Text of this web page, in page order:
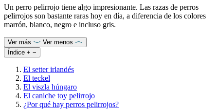
Un perro pelirrojo tiene algo impresionante. Las razas de perros
pelirrojos son bastante raras hoy en día, a diferencia de los colores
marrón, blanco, negro e incluso gris.
Ver más
Ver menos
Índice + −
El setter irlandés
El teckel
El viszla húngaro
El caniche toy pelirrojo
¿Por qué hay perros pelirrojos?